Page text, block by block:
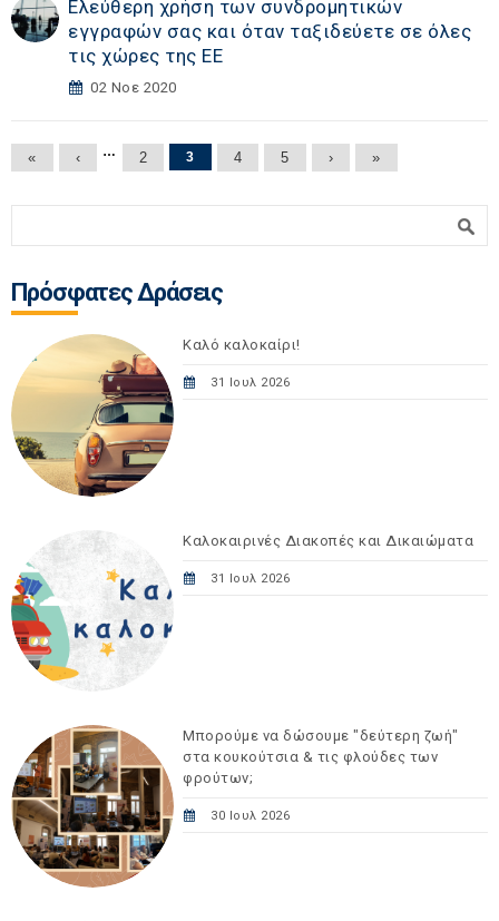
Ελεύθερη χρήση των συνδρομητικών
εγγραφών σας και όταν ταξιδεύετε σε όλες
τις χώρες της ΕΕ
02 Νοε 2020
Σελίδες
« ‹ … 2 3 4 5 › »
Πρόσφατες Δράσεις
Καλό καλοκαίρι!
31 Ιουλ 2026
Καλοκαιρινές Διακοπές και Δικαιώματα
31 Ιουλ 2026
Μπορούμε να δώσουμε "δεύτερη ζωή"
στα κουκούτσια & τις φλούδες των
φρούτων;
30 Ιουλ 2026